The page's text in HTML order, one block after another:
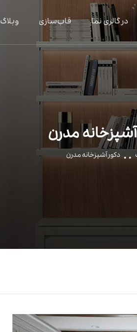
در گالری نما قاب‌سازی وبلاگ
مدرن
دکور آشپزخانه مدرن